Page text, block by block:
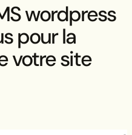
wordpress
pour la
votre site